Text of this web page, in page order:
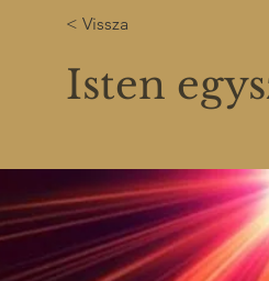
< Vissza
Isten